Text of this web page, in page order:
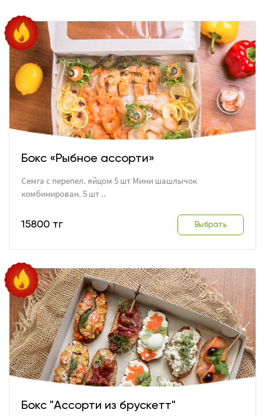
Бокс «Рыбное ассорти»
Семга с перепел. яйцом 5 шт Мини шашлычок
комбинирован. 5 шт ..
15800 тг Выбрать
Бокс "Ассорти из брускетт"